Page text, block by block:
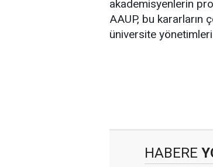
akademisyenlerin
AAUP, bu kararların
üniversite yönetimleri
HABERE